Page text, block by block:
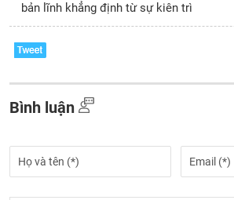
bản lĩnh khẳng định từ sự kiên trì
Bình luận